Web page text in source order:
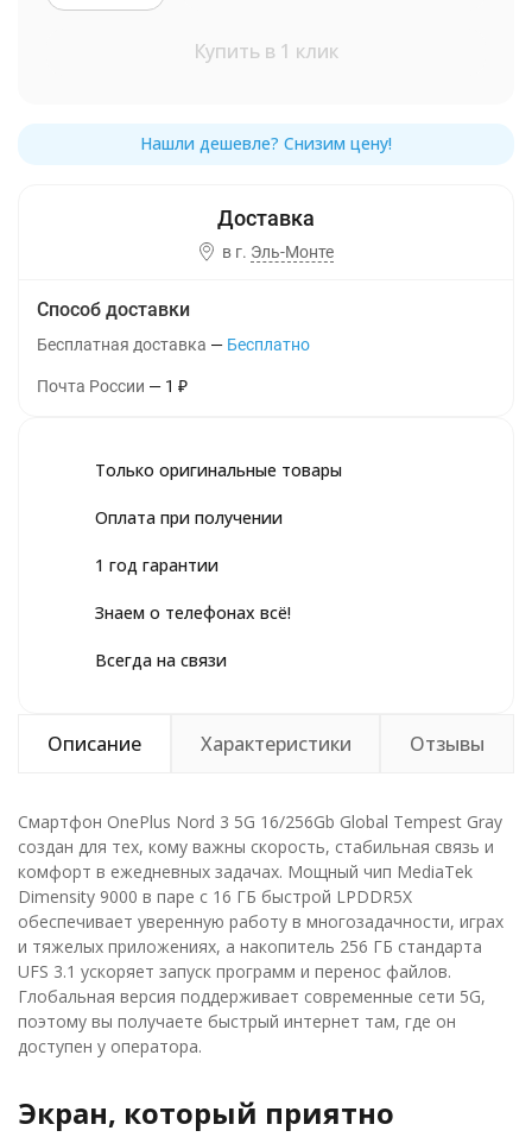
Купить в 1 клик
в г. Эль-Монте
Способ доставки
Бесплатная доставка Бесплатно
Почта России 1 ₽
Только оригинальные товары
Оплата при получении
1 год гарантии
Знаем о телефонах всё!
Всегда на связи
Описание Характеристики Отзывы
Смартфон OnePlus Nord 3 5G 16/256Gb Global Tempest Gray
создан для тех, кому важны скорость, стабильная связь и
комфорт в ежедневных задачах. Мощный чип MediaTek
Dimensity 9000 в паре с 16 ГБ быстрой LPDDR5X
обеспечивает уверенную работу в многозадачности, играх
и тяжелых приложениях, а накопитель 256 ГБ стандарта
UFS 3.1 ускоряет запуск программ и перенос файлов.
Глобальная версия поддерживает современные сети 5G,
поэтому вы получаете быстрый интернет там, где он
доступен у оператора.
Экран, который приятно